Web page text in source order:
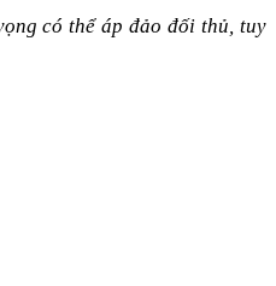
có thể áp đảo đối thủ, tuy